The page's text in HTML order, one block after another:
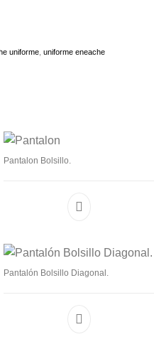
uniforme uniforme eneache
Pantalon Bolsillo.
Pantalón Bolsillo Diagonal.